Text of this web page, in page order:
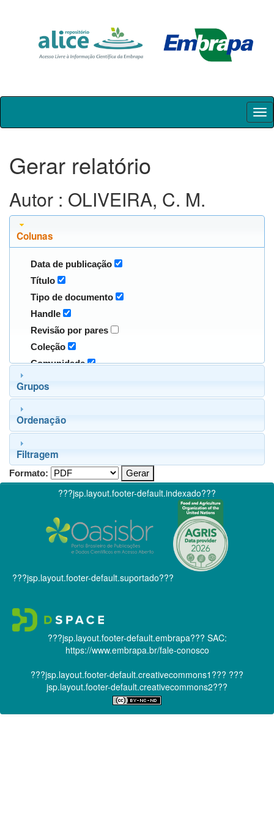
Skip
Gerar relatório
Autor : OLIVEIRA, C. M.
Colunas
Data de publicação
Título
Tipo de documento
Handle
Revisão por pares
Coleção
Comunidade
Grupos
Ordenação
Filtragem
Formato:
???jsp.layout.footer-default.indexado???
???jsp.layout.footer-default.suportado???
???jsp.layout.footer-default.embrapa??? SAC:
https://www.embrapa.br/fale-conosco
???jsp.layout.footer-default.creativecommons1??? ???
jsp.layout.footer-default.creativecommons2???